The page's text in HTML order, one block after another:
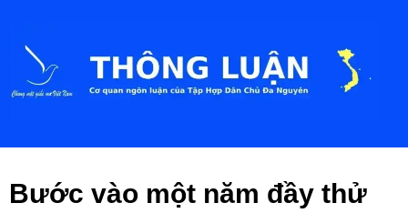
Bước vào một năm đầy thử